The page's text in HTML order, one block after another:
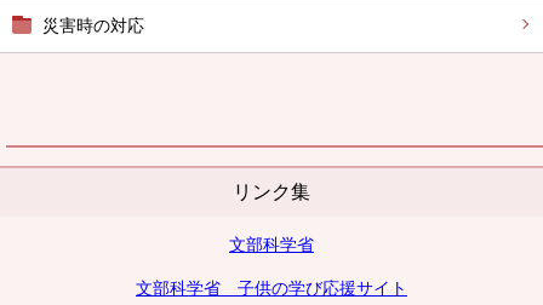
災害時の対応
リンク集
文部科学省
文部科学省 子供の学び応援サイト